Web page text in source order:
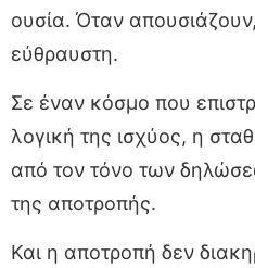
ουσία. Όταν
εύθραυστη.
Σε έναν κόσμο που
λογική της ισχύος, η
από τον τόνο των
της αποτροπής.
Και η αποτροπή δεν